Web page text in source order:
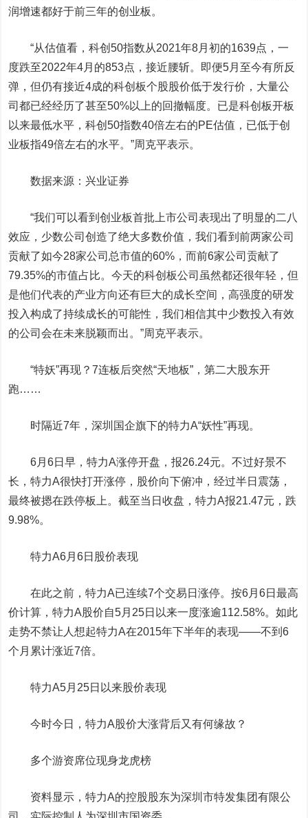
润增速都好于前三年的创业板。
“从估值看，科创50指数从2021年8月初的1639点，一
度跌至2022年4月的853点，接近腰斩。即便5月至今有所反
弹，但仍有接近4成的科创板个股股价低于发行价，大量公
司都已经经历了甚至50%以上的回撤幅度。已是科创板开板
以来最低水平，科创50指数40倍左右的PE估值，已低于创
业板指49倍左右的水平。”周克平表示。
数据来源： 兴业证券
“我们可以看到创业板首批上市公司表现出了明显的二八
效应，少数公司创造了绝大多数价值，我们看到前两家公司
贡献了如今28家公司总市值的60%，而前6家公司贡献了
79.35%的市值占比。今天的科创板公司虽然都还很年轻，但
是他们代表的产业方向还有巨大的成长空间，高强度的研发
投入构成了持续成长的可能性，我们相信其中少数投入有效
的公司会在未来脱颖而出。”周克平表示。
“特妖”再现？7连板后突然“天地板”，第二大股东开
跑……
时隔近7年，深圳国企旗下的特力A“妖性”再现。
6月6日早，特力A涨停开盘，报26.24元。不过好景不
长，特力A很快打开涨停，股价向下俯冲，经过半日震荡，
最终被摁在跌停板上。截至当日收盘，特力A报21.47元，跌
9.98%。
特力A6月6日股价表现
在此之前，特力A已连续7个交易日涨停。按6月6日最高
价计算，特力A股价自5月25日以来一度涨逾112.58%。如此
走势不禁让人想起特力A在2015年下半年的表现——不到6
个月累计涨近7倍。
特力A5月25日以来股价表现
今时今日，特力A股价大涨背后又有何缘故？
多个游资席位现身龙虎榜
资料显示，特力A的控股股东为深圳市特发集团有限公